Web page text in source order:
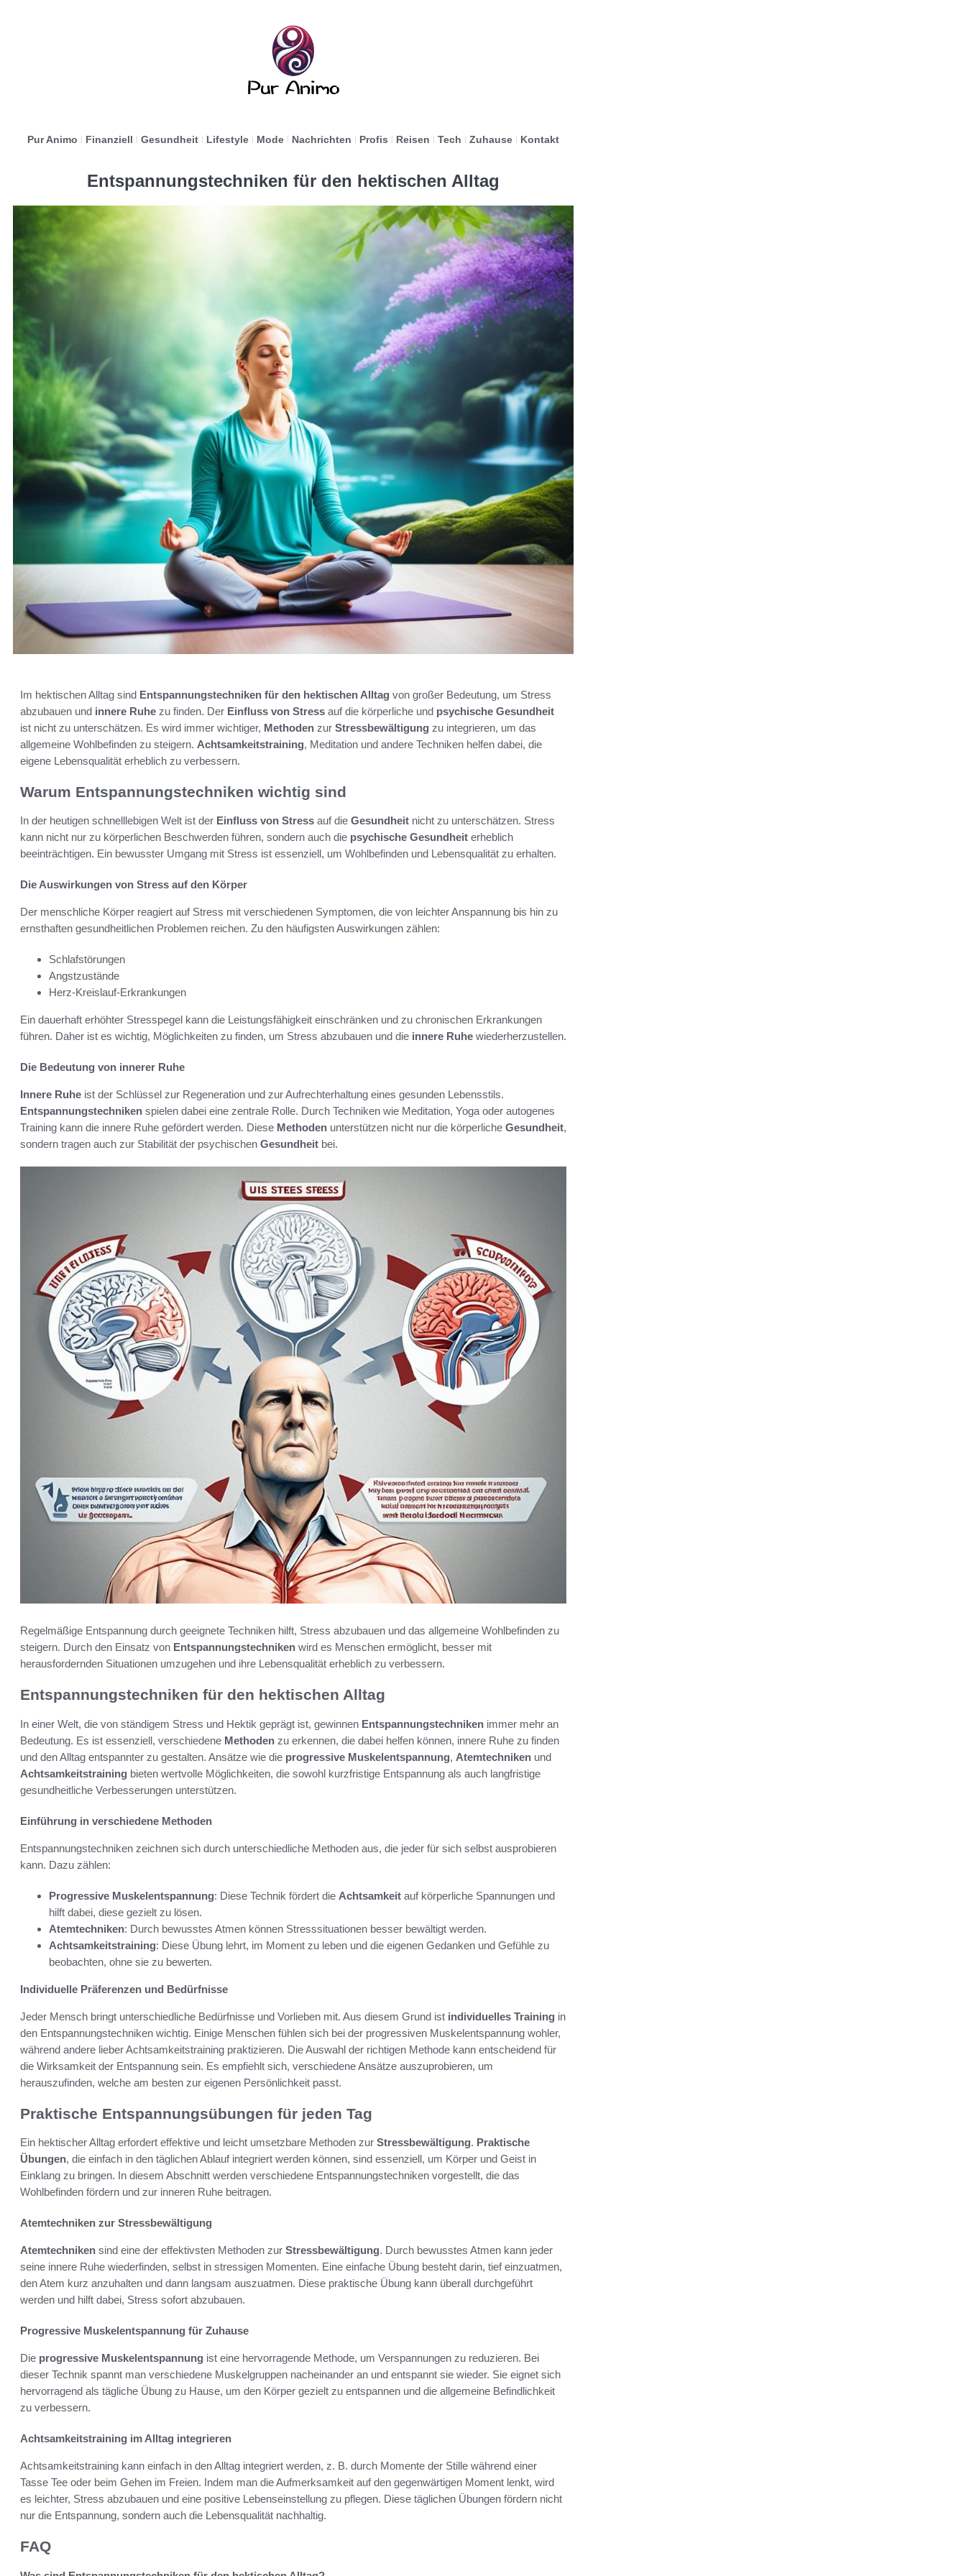
Pur Animo Finanziell Gesundheit Lifestyle Mode Nachrichten Profis Reisen Tech Zuhause Kontakt
Entspannungstechniken für den hektischen Alltag
Im hektischen Alltag sind Entspannungstechniken für den hektischen Alltag von großer Bedeutung, um Stress
abzubauen und innere Ruhe zu finden. Der Einfluss von Stress auf die körperliche und psychische Gesundheit
ist nicht zu unterschätzen. Es wird immer wichtiger, Methoden zur Stressbewältigung zu integrieren, um das
allgemeine Wohlbefinden zu steigern. Achtsamkeitstraining, Meditation und andere Techniken helfen dabei, die
eigene Lebensqualität erheblich zu verbessern.
Warum Entspannungstechniken wichtig sind
In der heutigen schnelllebigen Welt ist der Einfluss von Stress auf die Gesundheit nicht zu unterschätzen. Stress
kann nicht nur zu körperlichen Beschwerden führen, sondern auch die psychische Gesundheit erheblich
beeinträchtigen. Ein bewusster Umgang mit Stress ist essenziell, um Wohlbefinden und Lebensqualität zu erhalten.
Die Auswirkungen von Stress auf den Körper
Der menschliche Körper reagiert auf Stress mit verschiedenen Symptomen, die von leichter Anspannung bis hin zu
ernsthaften gesundheitlichen Problemen reichen. Zu den häufigsten Auswirkungen zählen:
Schlafstörungen
Angstzustände
Herz-Kreislauf-Erkrankungen
Ein dauerhaft erhöhter Stresspegel kann die Leistungsfähigkeit einschränken und zu chronischen Erkrankungen
führen. Daher ist es wichtig, Möglichkeiten zu finden, um Stress abzubauen und die innere Ruhe wiederherzustellen.
Die Bedeutung von innerer Ruhe
Innere Ruhe ist der Schlüssel zur Regeneration und zur Aufrechterhaltung eines gesunden Lebensstils.
Entspannungstechniken spielen dabei eine zentrale Rolle. Durch Techniken wie Meditation, Yoga oder autogenes
Training kann die innere Ruhe gefördert werden. Diese Methoden unterstützen nicht nur die körperliche Gesundheit,
sondern tragen auch zur Stabilität der psychischen Gesundheit bei.
Regelmäßige Entspannung durch geeignete Techniken hilft, Stress abzubauen und das allgemeine Wohlbefinden zu
steigern. Durch den Einsatz von Entspannungstechniken wird es Menschen ermöglicht, besser mit
herausfordernden Situationen umzugehen und ihre Lebensqualität erheblich zu verbessern.
Entspannungstechniken für den hektischen Alltag
In einer Welt, die von ständigem Stress und Hektik geprägt ist, gewinnen Entspannungstechniken immer mehr an
Bedeutung. Es ist essenziell, verschiedene Methoden zu erkennen, die dabei helfen können, innere Ruhe zu finden
und den Alltag entspannter zu gestalten. Ansätze wie die progressive Muskelentspannung, Atemtechniken und
Achtsamkeitstraining bieten wertvolle Möglichkeiten, die sowohl kurzfristige Entspannung als auch langfristige
gesundheitliche Verbesserungen unterstützen.
Einführung in verschiedene Methoden
Entspannungstechniken zeichnen sich durch unterschiedliche Methoden aus, die jeder für sich selbst ausprobieren
kann. Dazu zählen:
Progressive Muskelentspannung: Diese Technik fördert die Achtsamkeit auf körperliche Spannungen und
hilft dabei, diese gezielt zu lösen.
Atemtechniken: Durch bewusstes Atmen können Stresssituationen besser bewältigt werden.
Achtsamkeitstraining: Diese Übung lehrt, im Moment zu leben und die eigenen Gedanken und Gefühle zu
beobachten, ohne sie zu bewerten.
Individuelle Präferenzen und Bedürfnisse
Jeder Mensch bringt unterschiedliche Bedürfnisse und Vorlieben mit. Aus diesem Grund ist individuelles Training in
den Entspannungstechniken wichtig. Einige Menschen fühlen sich bei der progressiven Muskelentspannung wohler,
während andere lieber Achtsamkeitstraining praktizieren. Die Auswahl der richtigen Methode kann entscheidend für
die Wirksamkeit der Entspannung sein. Es empfiehlt sich, verschiedene Ansätze auszuprobieren, um
herauszufinden, welche am besten zur eigenen Persönlichkeit passt.
Praktische Entspannungsübungen für jeden Tag
Ein hektischer Alltag erfordert effektive und leicht umsetzbare Methoden zur Stressbewältigung. Praktische
Übungen, die einfach in den täglichen Ablauf integriert werden können, sind essenziell, um Körper und Geist in
Einklang zu bringen. In diesem Abschnitt werden verschiedene Entspannungstechniken vorgestellt, die das
Wohlbefinden fördern und zur inneren Ruhe beitragen.
Atemtechniken zur Stressbewältigung
Atemtechniken sind eine der effektivsten Methoden zur Stressbewältigung. Durch bewusstes Atmen kann jeder
seine innere Ruhe wiederfinden, selbst in stressigen Momenten. Eine einfache Übung besteht darin, tief einzuatmen,
den Atem kurz anzuhalten und dann langsam auszuatmen. Diese praktische Übung kann überall durchgeführt
werden und hilft dabei, Stress sofort abzubauen.
Progressive Muskelentspannung für Zuhause
Die progressive Muskelentspannung ist eine hervorragende Methode, um Verspannungen zu reduzieren. Bei
dieser Technik spannt man verschiedene Muskelgruppen nacheinander an und entspannt sie wieder. Sie eignet sich
hervorragend als tägliche Übung zu Hause, um den Körper gezielt zu entspannen und die allgemeine Befindlichkeit
zu verbessern.
Achtsamkeitstraining im Alltag integrieren
Achtsamkeitstraining kann einfach in den Alltag integriert werden, z. B. durch Momente der Stille während einer
Tasse Tee oder beim Gehen im Freien. Indem man die Aufmerksamkeit auf den gegenwärtigen Moment lenkt, wird
es leichter, Stress abzubauen und eine positive Lebenseinstellung zu pflegen. Diese täglichen Übungen fördern nicht
nur die Entspannung, sondern auch die Lebensqualität nachhaltig.
FAQ